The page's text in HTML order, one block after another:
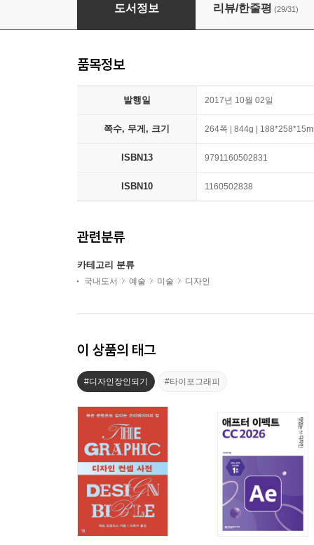
도서정보 리뷰/한줄평 (29/31)
품목정보
발행일 2017년 10월 02일
쪽수, 무게, 크기 264쪽 | 844g |
ISBN13 9791160502831
ISBN10 1160502838
관련분류
카테고리 분류
국내도서 예술 미술 디자인
이 상품의 태그
#디자인장인되기 #타이포그래피